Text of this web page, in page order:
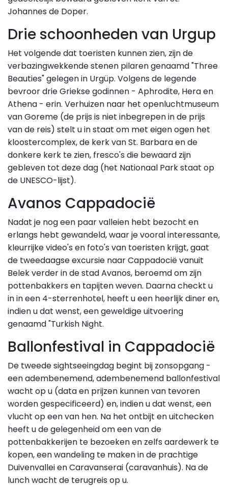
Johannes de Doper.
Drie schoonheden van Urgup
Het volgende dat toeristen kunnen zien, zijn de
verbazingwekkende stenen pilaren genaamd "Three
Beauties" gelegen in Urgüp. Volgens de legende
bevroor drie Griekse godinnen - Aphrodite, Hera en
Athena - erin. Verhuizen naar het openluchtmuseum
van Goreme (de prijs is niet inbegrepen in de prijs
van de reis) stelt u in staat om met eigen ogen het
kloostercomplex, de kerk van St. Barbara en de
donkere kerk te zien, fresco's die bewaard zijn
gebleven tot deze dag (het Nationaal Park staat op
de UNESCO-lijst).
Avanos Cappadocië
Nadat je nog een paar valleien hebt bezocht en
erlangs hebt gewandeld, waar je vooral interessante,
kleurrijke video's en foto's van toeristen krijgt, gaat
de tweedaagse excursie naar Cappadocië vanuit
Belek verder in de stad Avanos, beroemd om zijn
pottenbakkers en tapijten weven. Daarna checkt u
in in een 4-sterrenhotel, heeft u een heerlijk diner en,
indien u dat wenst, een geweldige uitvoering
genaamd "Turkish Night.
Ballonfestival in Cappadocië
De tweede sightseeingdag begint bij zonsopgang -
een adembenemend, adembenemend ballonfestival
wacht op u (data en prijzen kunnen van tevoren
worden gespecificeerd) en, indien u dat wenst, een
vlucht op een van hen. Na het ontbijt en uitchecken
heeft u de gelegenheid om een van de
pottenbakkerijen te bezoeken en zelfs aardewerk te
kopen, een wandeling te maken in de prachtige
Duivenvallei en Caravanserai (caravanhuis). Na de
lunch wacht de terugreis op u.